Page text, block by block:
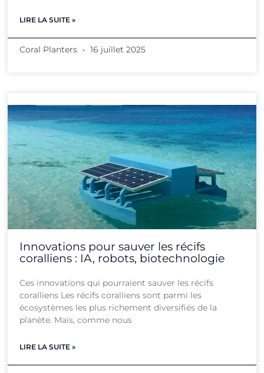
LIRE LA SUITE »
Coral Planters 16 juillet 2025
Innovations pour sauver les récifs
coralliens : IA, robots, biotechnologie
Ces innovations qui pourraient sauver les récifs
coralliens Les récifs coralliens sont parmi les
écosystèmes les plus richement diversifiés de la
planète. Mais, comme nous
LIRE LA SUITE »